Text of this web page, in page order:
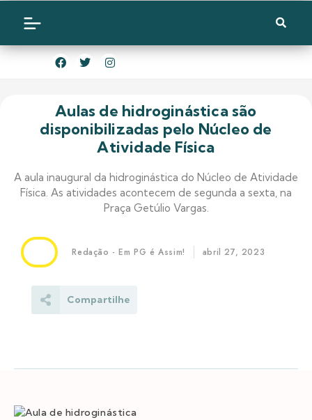
Aulas de hidroginástica são
disponibilizadas pelo Núcleo de
Atividade Física
A aula inaugural da hidroginástica do Núcleo de Atividade
Física. As atividades acontecem de segunda a sexta, na
Praça Getúlio Vargas.
Redação - Em PG é Assim! abril 27, 2023
Compartilhe